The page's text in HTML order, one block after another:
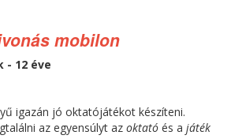
mobilon
- 12 éve
igazán jó oktatójátékot készíteni.
az egyensúlyt az oktató és a játék